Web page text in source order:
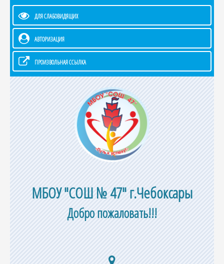
ДЛЯ СЛАБОВИДЯЩИХ
АВТОРИЗАЦИЯ
ПРОИЗВОЛЬНАЯ ССЫЛКА
МБОУ "СОШ № 47" г.Чебоксары
Добро пожаловать!!!